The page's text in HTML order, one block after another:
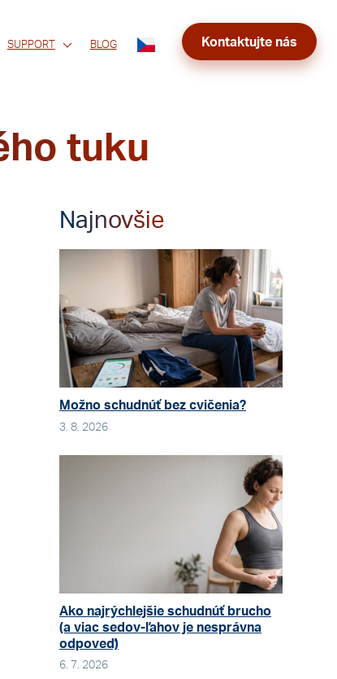
SUPPORT BLOG Kontaktujte nás
tuku
Najnovšie
Možno schudnúť bez cvičenia?
3. 8. 2026
Ako najrýchlejšie schudnúť brucho
(a viac sedov-ľahov je nesprávna
odpoveď)
6. 7. 2026